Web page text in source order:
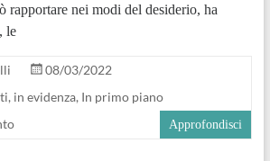
rapportare nei modi del desiderio, ha
le
08/03/2022
, in evidenza, In primo piano
Approfondisci